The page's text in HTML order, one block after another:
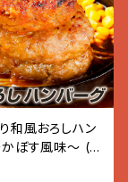
和風おろしハン
かぼす風味〜 (1
り 5400g)